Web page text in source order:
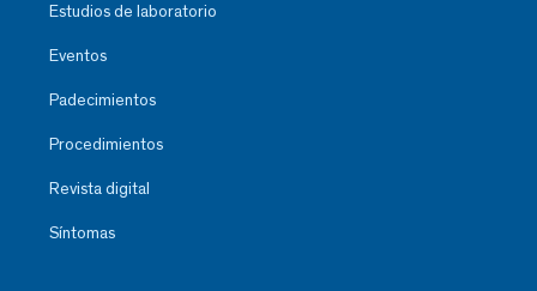
Estudios de laboratorio
Eventos
Padecimientos
Procedimientos
Revista digital
Síntomas